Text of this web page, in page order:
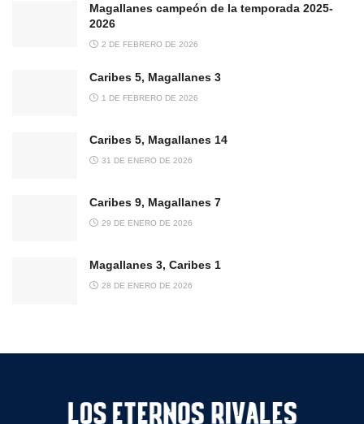
Magallanes campeón de la temporada 2025-
2026
2 DE FEBRERO DE 2026
Caribes 5, Magallanes 3
1 DE FEBRERO DE 2026
Caribes 5, Magallanes 14
31 DE ENERO DE 2026
Caribes 9, Magallanes 7
29 DE ENERO DE 2026
Magallanes 3, Caribes 1
28 DE ENERO DE 2026